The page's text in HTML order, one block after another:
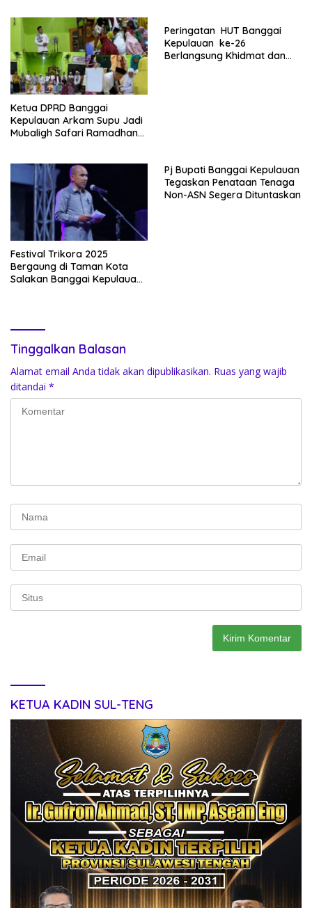
Ketua DPRD Banggai
Kepulauan Arkam Supu Jadi
Mubaligh Safari Ramadhan
Motivasi pada Siswa
Peringatan HUT Banggai
Kepulauan ke-26
Berlangsung Khidmat dan
Festival Trikora 2025
Bergaung di Taman Kota
Salakan Banggai Kepulauan:
Budaya
Pj Bupati Banggai Kepulauan
Tegaskan Penataan Tenaga
Non-ASN Segera Dituntaskan
Tinggalkan Balasan
Alamat email Anda tidak akan dipublikasikan. Ruas yang wajib
ditandai *
KETUA KADIN SUL-TENG